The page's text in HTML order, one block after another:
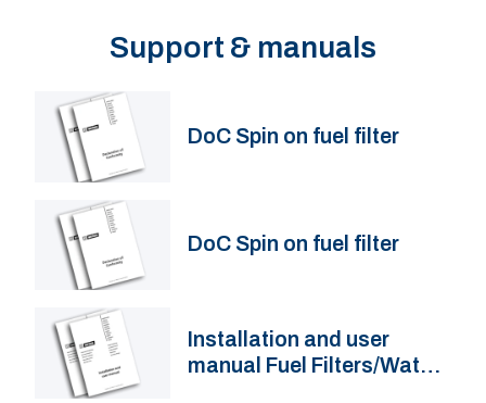
Support & manuals
DoC Spin on fuel filter
DoC Spin on fuel filter
Installation and user
manual Fuel Filters/Water